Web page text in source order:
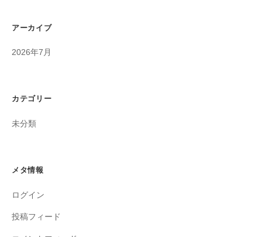
アーカイブ
2026年7月
カテゴリー
未分類
メタ情報
ログイン
投稿フィード